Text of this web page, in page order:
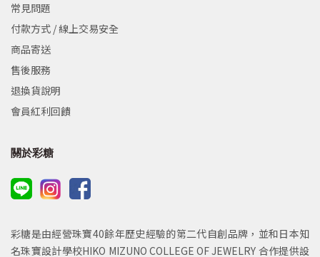
常見問題
付款方式 / 線上交易安全
商品寄送
售後服務
退換貨說明
會員紅利回饋
關於彩糖
彩糖是由經營珠寶40餘年歷史經驗的第二代自創品牌，並和日本知
名珠寶設計學校HIKO MIZUNO COLLEGE OF JEWELRY 合作提供設